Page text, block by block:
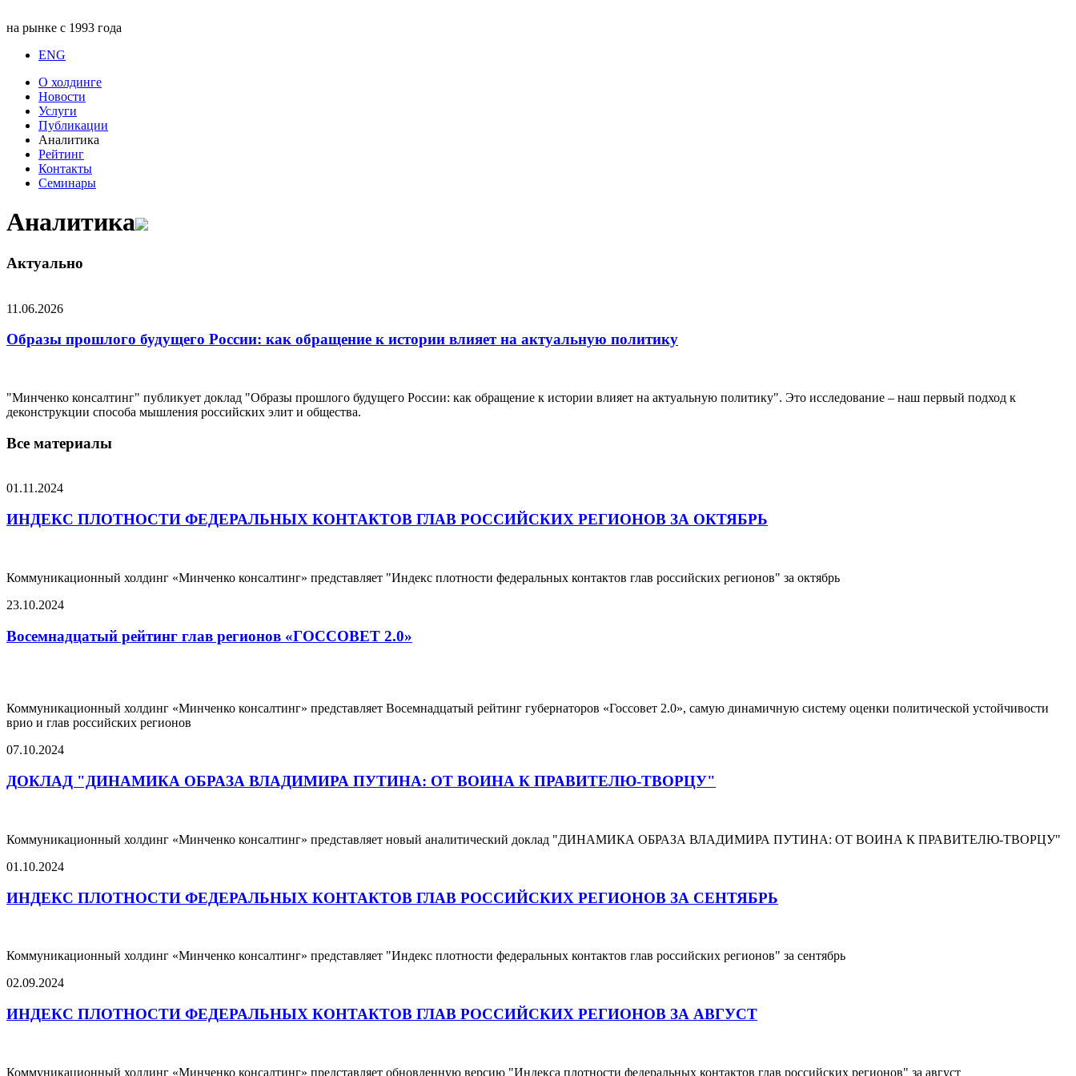
на рынке с 1993 года
ENG
О холдинге
Новости
Услуги
Публикации
Аналитика
Рейтинг
Контакты
Семинары
Аналитика
Актуально
11.06.2026
Образы прошлого будущего России: как обращение к истории влияет на актуальную политику
"Минченко консалтинг" публикует доклад "Образы прошлого будущего России: как обращение к истории влияет на актуальную политику". Это исследование – наш первый подход к
деконструкции способа мышления российских элит и общества.
Все материалы
01.11.2024
ИНДЕКС ПЛОТНОСТИ ФЕДЕРАЛЬНЫХ КОНТАКТОВ ГЛАВ РОССИЙСКИХ РЕГИОНОВ ЗА ОКТЯБРЬ
Коммуникационный холдинг «Минченко консалтинг» представляет "Индекс плотности федеральных контактов глав российских регионов" за октябрь
23.10.2024
Восемнадцатый рейтинг глав регионов «ГОССОВЕТ 2.0»
Коммуникационный холдинг «Минченко консалтинг» представляет Восемнадцатый рейтинг губернаторов «Госсовет 2.0», самую динамичную систему оценки политической устойчивости
врио и глав российских регионов
07.10.2024
ДОКЛАД "ДИНАМИКА ОБРАЗА ВЛАДИМИРА ПУТИНА: ОТ ВОИНА К ПРАВИТЕЛЮ-ТВОРЦУ"
Коммуникационный холдинг «Минченко консалтинг» представляет новый аналитический доклад "ДИНАМИКА ОБРАЗА ВЛАДИМИРА ПУТИНА: ОТ ВОИНА К ПРАВИТЕЛЮ-ТВОРЦУ"
01.10.2024
ИНДЕКС ПЛОТНОСТИ ФЕДЕРАЛЬНЫХ КОНТАКТОВ ГЛАВ РОССИЙСКИХ РЕГИОНОВ ЗА СЕНТЯБРЬ
Коммуникационный холдинг «Минченко консалтинг» представляет "Индекс плотности федеральных контактов глав российских регионов" за сентябрь
02.09.2024
ИНДЕКС ПЛОТНОСТИ ФЕДЕРАЛЬНЫХ КОНТАКТОВ ГЛАВ РОССИЙСКИХ РЕГИОНОВ ЗА АВГУСТ
Коммуникационный холдинг «Минченко консалтинг» представляет обновленную версию "Индекса плотности федеральных контактов глав российских регионов" за август